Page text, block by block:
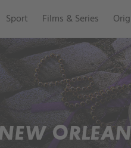
Sport Films & Series